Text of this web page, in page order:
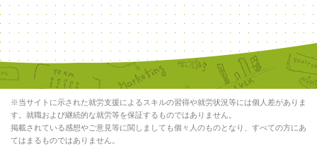
※当サイトに示された就労支援によるスキルの習得や就労状況等には個人差がありま
す。就職および継続的な就労等を保証するものではありません。
掲載されている感想やご意見等に関しましても個々人のものとなり、すべての方にあ
てはまるものではありません。